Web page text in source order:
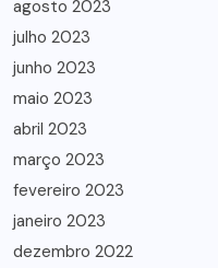
agosto 2023
julho 2023
junho 2023
maio 2023
abril 2023
março 2023
fevereiro 2023
janeiro 2023
dezembro 2022